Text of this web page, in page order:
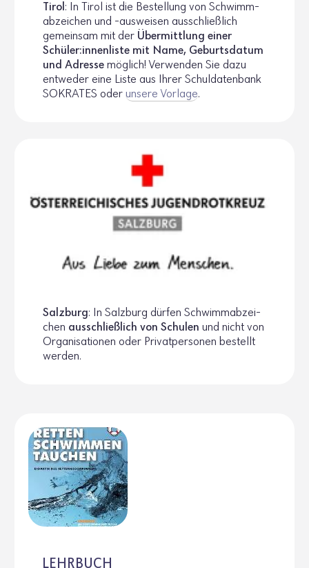
Tirol: In Tirol ist die Bestel­lung von Schwimm­
ab­zei­chen und -ausweisen ausschlie­ß­lich
gemeinsam mit der Über­mitt­lung einer
Schüler:innen­liste mit Name, Geburts­datum
und Adresse möglich! Verwenden Sie dazu
entweder eine Liste aus Ihrer Schul­da­ten­bank
SOKRATES oder unsere Vorlage.
Salz­burg: In Salz­burg dürfen Schwimm­ab­zei­
chen ausschlie­ß­lich von Schulen und nicht von
Orga­ni­sa­tionen oder Privat­per­sonen bestellt
werden.
LEHRBUCH